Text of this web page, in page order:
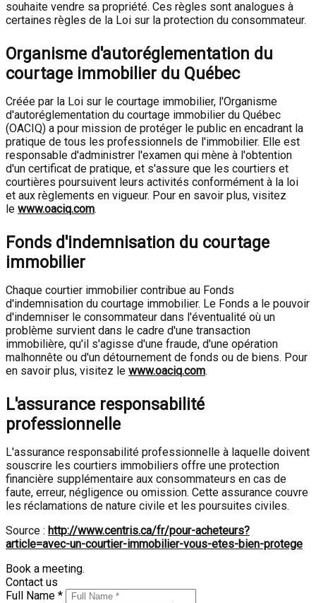
souhaite vendre sa propriété. Ces règles sont analogues à
certaines règles de la Loi sur la protection du consommateur.
Organisme d'autoréglementation du
courtage immobilier du Québec
Créée par la Loi sur le courtage immobilier, l'Organisme
d'autoréglementation du courtage immobilier du Québec
(OACIQ) a pour mission de protéger le public en encadrant la
pratique de tous les professionnels de l'immobilier. Elle est
responsable d'administrer l'examen qui mène à l'obtention
d'un certificat de pratique, et s'assure que les courtiers et
courtières poursuivent leurs activités conformément à la loi
et aux règlements en vigueur. Pour en savoir plus, visitez
le www.oaciq.com.
Fonds d'indemnisation du courtage
immobilier
Chaque courtier immobilier contribue au Fonds
d'indemnisation du courtage immobilier. Le Fonds a le pouvoir
d'indemniser le consommateur dans l'éventualité où un
problème survient dans le cadre d'une transaction
immobilière, qu'il s'agisse d'une fraude, d'une opération
malhonnête ou d'un détournement de fonds ou de biens. Pour
en savoir plus, visitez le www.oaciq.com.
L'assurance responsabilité
professionnelle
L'assurance responsabilité professionnelle à laquelle doivent
souscrire les courtiers immobiliers offre une protection
financière supplémentaire aux consommateurs en cas de
faute, erreur, négligence ou omission. Cette assurance couvre
les réclamations de nature civile et les poursuites civiles.
Source : http://www.centris.ca/fr/pour-acheteurs?
article=avec-un-courtier-immobilier-vous-etes-bien-protege
Book a meeting.
Contact us
Full Name *